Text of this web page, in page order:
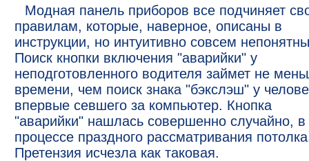
Модная панель приборов все подчиняет
правилам, которые, наверное, описаны в
инструкции, но интуитивно совсем
Поиск кнопки включения "аварийки" у
неподготовленного водителя займет не
времени, чем поиск знака "бэкслэш" у
впервые севшего за компьютер. Кнопка
"аварийки" нашлась совершенно случайно, в
процессе праздного рассматривания
Претензия исчезла как таковая.